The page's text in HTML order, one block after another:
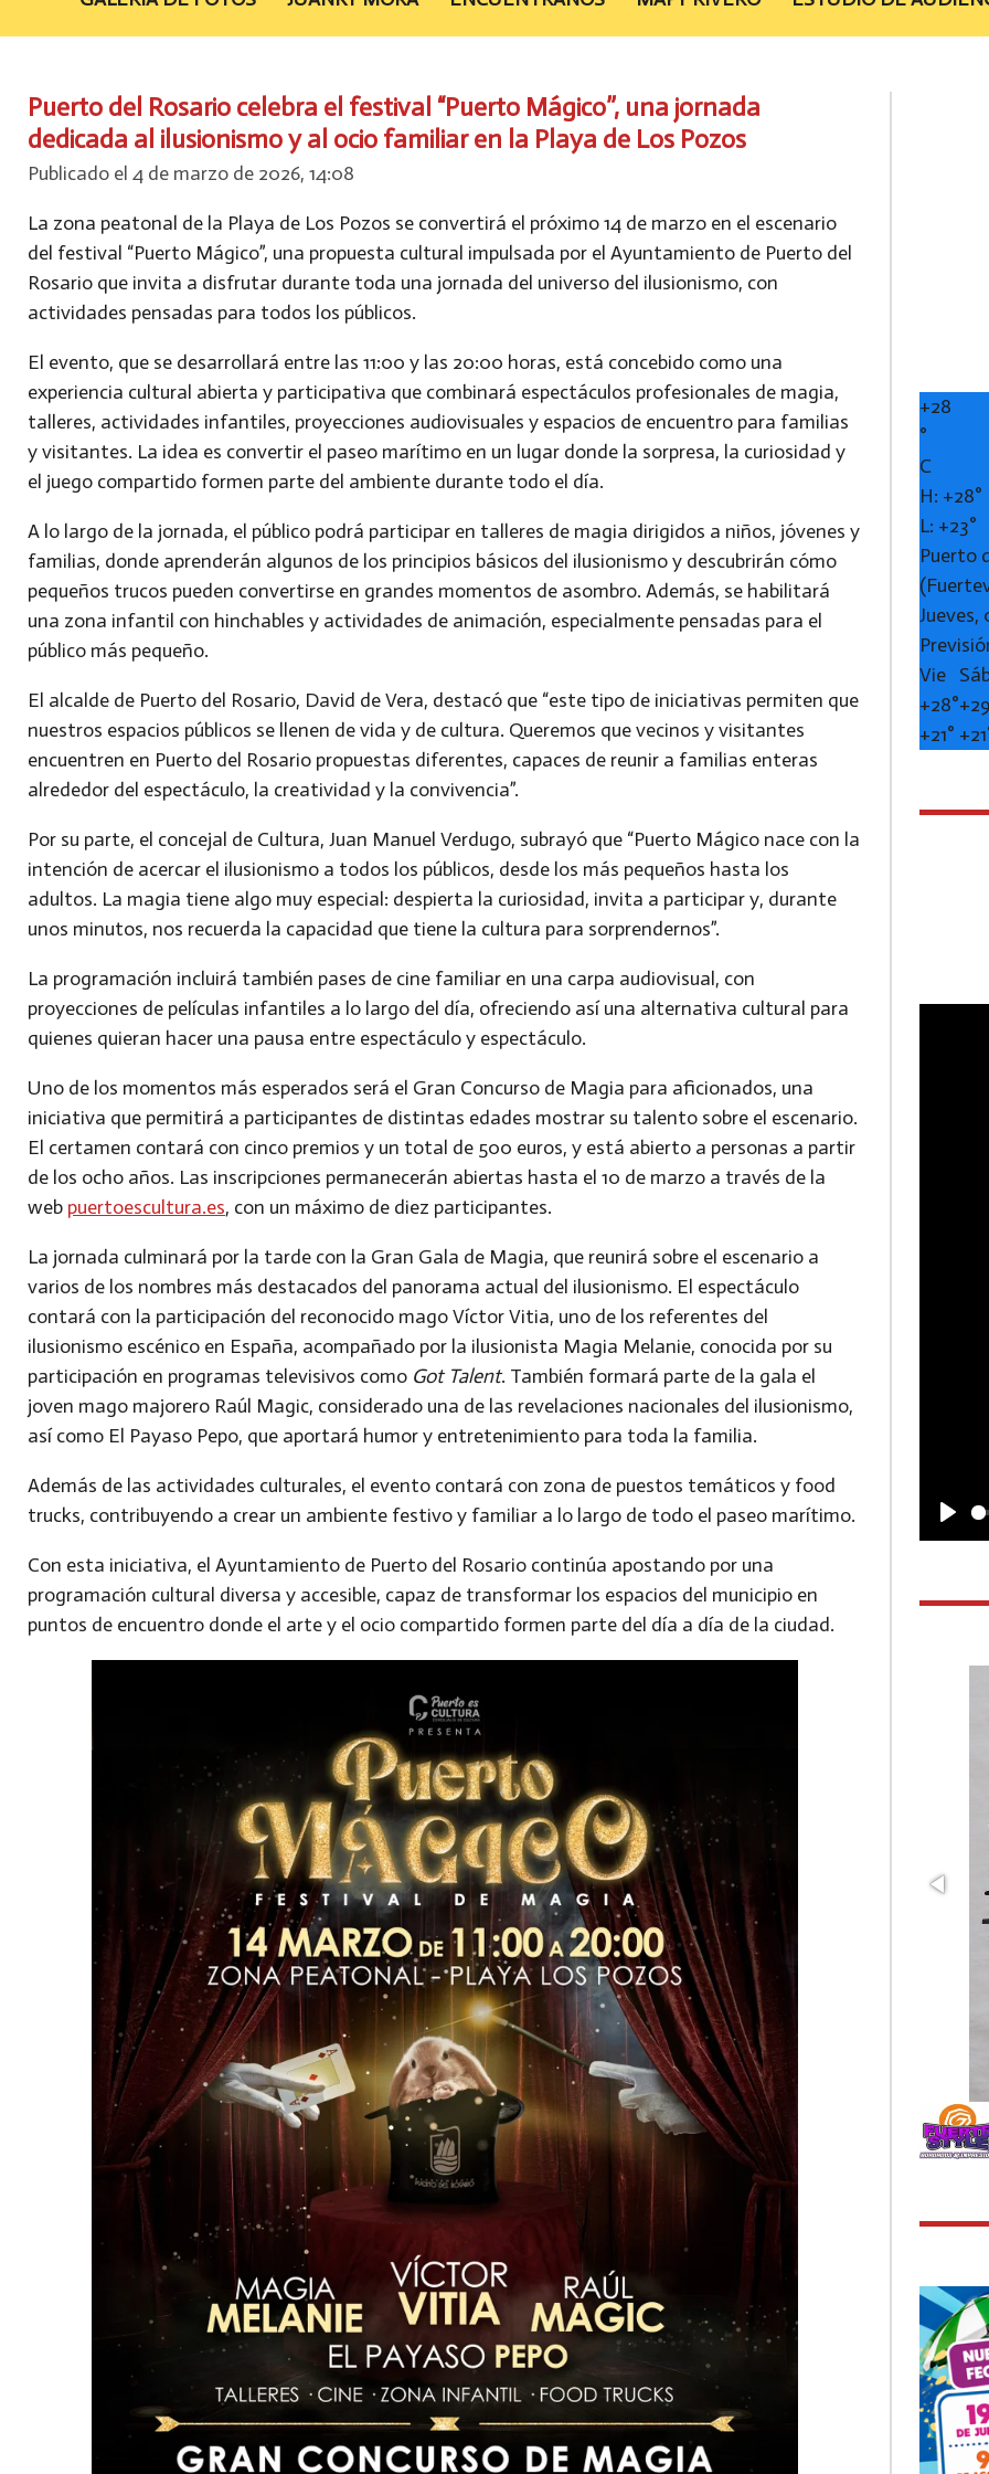
Puerto del Rosario celebra el festival “Puerto Mágico”, una jornada
dedicada al ilusionismo y al ocio familiar en la Playa de Los Pozos
Publicado el 4 de marzo de 2026, 14:08
La zona peatonal de la Playa de Los Pozos se convertirá el próximo14 de marzo en el escenario
del festival “Puerto Mágico”, una propuesta cultural impulsada por el Ayuntamiento de Puerto del
Rosario que invita a disfrutar durante toda una jornada del universo del ilusionismo, con
actividades pensadas para todos los públicos.
El evento, que se desarrollará entre las 11:00 y las 20:00 horas, está concebido como una
experiencia cultural abierta y participativa que combinará espectáculos profesionales de magia,
talleres, actividades infantiles, proyecciones audiovisuales y espacios de encuentro para familias
y visitantes. La idea es convertir el paseo marítimo en un lugar donde la sorpresa, la curiosidad y
el juego compartido formen parte del ambiente durante todo el día.
A lo largo de la jornada, el público podrá participar en talleres de magia dirigidos a niños, jóvenes y
familias, donde aprenderán algunos de los principios básicos del ilusionismo y descubrirán cómo
pequeños trucos pueden convertirse en grandes momentos de asombro. Además, se habilitará
una zona infantil con hinchables y actividades de animación, especialmente pensadas para el
público más pequeño.
El alcalde de Puerto del Rosario, David de Vera, destacó que “este tipo de iniciativas permiten que
nuestros espacios públicos se llenen de vida y de cultura. Queremos que vecinos y visitantes
encuentren en Puerto del Rosario propuestas diferentes, capaces de reunir a familias enteras
alrededor del espectáculo, la creatividad y la convivencia”.
Por su parte, el concejal de Cultura, Juan Manuel Verdugo, subrayó que “Puerto Mágico nace con la
intención de acercar el ilusionismo a todos los públicos, desde los más pequeños hasta los
adultos. La magia tiene algo muy especial: despierta la curiosidad, invita a participar y, durante
unos minutos, nos recuerda la capacidad que tiene la cultura para sorprendernos”.
La programación incluirá también pases de cine familiar en una carpa audiovisual, con
proyecciones de películas infantiles a lo largo del día, ofreciendo así una alternativa cultural para
quienes quieran hacer una pausa entre espectáculo y espectáculo.
Uno de los momentos más esperados será el Gran Concurso de Magia para aficionados, una
iniciativa que permitirá a participantes de distintas edades mostrar su talento sobre el escenario.
El certamen contará con cinco premios y un total de 500 euros, y está abierto a personas a partir
de los ocho años. Las inscripciones permanecerán abiertas hasta el 10 de marzo a través de la
web puertoescultura.es, con un máximo de diez participantes.
La jornada culminará por la tarde con la Gran Gala de Magia, que reunirá sobre el escenario a
varios de los nombres más destacados del panorama actual del ilusionismo. El espectáculo
contará con la participación del reconocido magoVíctor Vitia, uno de los referentes del
ilusionismo escénico en España, acompañado por la ilusionista Magia Melanie, conocida por su
participación en programas televisivos como Got Talent. También formará parte de la gala el
joven mago majorero Raúl Magic, considerado una de las revelaciones nacionales del ilusionismo,
así como El Payaso Pepo, que aportará humor y entretenimiento para toda la familia.
Además de las actividades culturales, el evento contará con zona de puestos temáticos y food
trucks, contribuyendo a crear un ambiente festivo y familiar a lo largo de todo el paseo marítimo.
Con esta iniciativa, el Ayuntamiento de Puerto del Rosario continúa apostando por una
programación cultural diversa y accesible, capaz de transformar los espacios del municipio en
puntos de encuentro donde el arte y el ocio compartido formen parte del día a día de la ciudad.
+28
°
C
H: +28°
L: +23°
Puerto
Vie
+28°+
+21° +
P
a